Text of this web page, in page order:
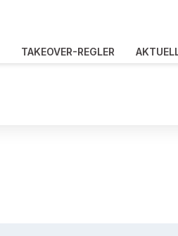
TAKEOVER-REGLER